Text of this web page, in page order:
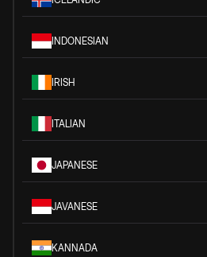
INDONESIAN
IRISH
ITALIAN
JAPANESE
JAVANESE
KANNADA